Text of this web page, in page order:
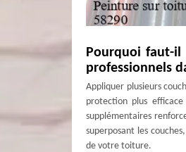
Pourquoi faut-
professionnels
Appliquer plusieurs
protection plus
supplémentaires
superposant les
de votre toiture.